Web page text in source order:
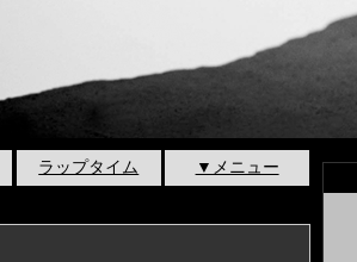
ラップタイム ▼メニュー